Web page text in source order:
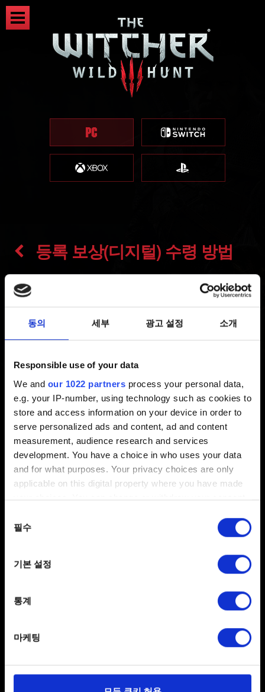
동의 세부 광고 설정 소개
Responsible use of your data
We and our 1022 partners process your personal data,
e.g. your IP-number, using technology such as cookies to
store and access information on your device in order to
serve personalized ads and content, ad and content
measurement, audience research and services
development. You have a choice in who uses your data
and for what purposes. Your privacy choices are only
applicable on this digital property where you have made
your choices. You can change or withdraw your consent
the Privacy trigger icon.
Collect information about your geographical
Identify your device by actively scanning it for
Find out more about how your personal data is processed
일부 쿠키는 웹 사이트를 정상적으로 이용하기 위해
선택
필수
기본 설정
통계
마케팅
등록 보상(디지털) 수령 방법
최신 2 년 전 갱신 2 년 전
진행하세요:
https://www.thewitcher.com/comicbook/
이동합니다.
"CDPR 계정으로 로그인"을 클릭합니다.
REDlauncher/내 보상에 로그인할 때 사용하는 계정과
동일한 CD 프로젝트 레드 Account로 로그인합니다.
알림:보상을 획득하려면, 게임을 실행하고 CD 프로젝트
레드 Account로 REDlauncher(PC)나 메인 메뉴(콘솔)에
있는 내 보상에 로그인해야 합니다. CD 프로젝트 레드
Account 관리 패널을 통해 PlayStation, Microsoft, 또는
Steam 계정을 연결한다고 해서 보상을 획득할 수는
없습니다.
한국어
SNS 접속